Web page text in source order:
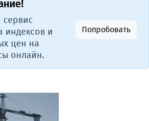
индексов и
цен на
онлайн.
Попробовать